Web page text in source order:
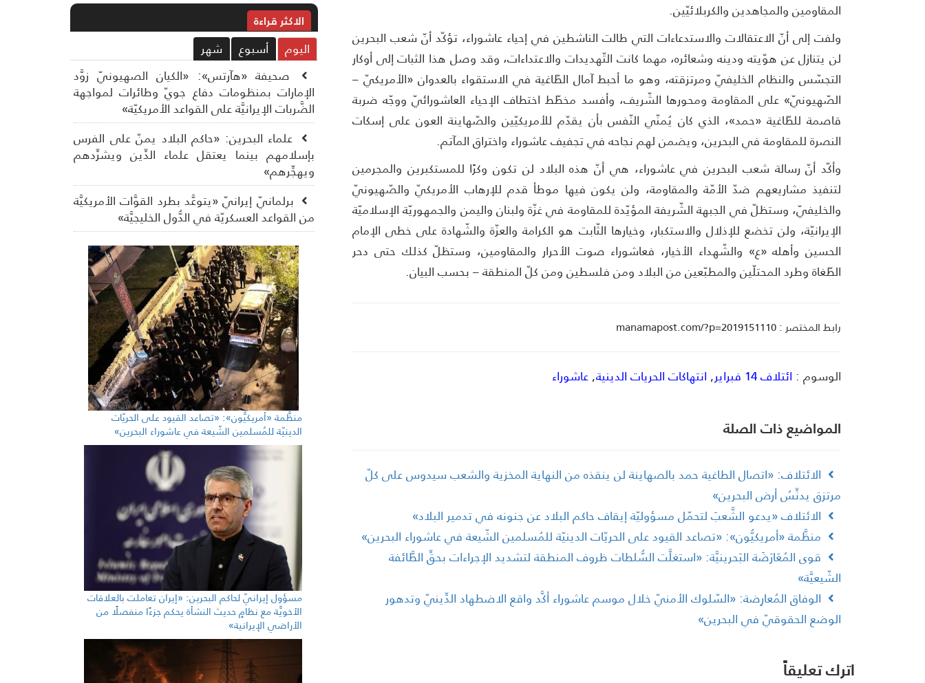
المقاومين والمجاهدين والكربلائيّين.
ولفت إلى أنّ الاعتقالات والاستدعاءات التي طالت الناشطين في إحياء عاشوراء، تؤكّد أنّ شعب البحرين
لن يتنازل عن هوّيته ودينه وشعائره، مهما كانت التّهديدات والاعتداءات، وقد وصل هذا الثبات إلى أوكار
التجسّس والنظام الخليفيّ ومرتزقته، وهو ما أحبط آمال الطّاغية في الاستقواء بالعدوان «الأمريكيّ –
الصّهيونيّ» على المقاومة ومحورها الشّريف، وأفسد مخطّط اختطاف الإحياء العاشورائيّ ووجّه ضربة
قاصمة للطّاغية «حمد»، الذي كان يُمنّي النّفس بأن يقدّم للأمريكيّين والصّهاينة العون على إسكات
النصرة للمقاومة في البحرين، ويضمن لهم نجاحه في تجفيف عاشوراء واختراق المآتم.
وأكّد أنّ رسالة شعب البحرين في عاشوراء، هي أنّ هذه البلاد لن تكون وكرًا للمستكبرين والمجرمين
لتنفيذ مشاريعهم ضدّ الأمّة والمقاومة، ولن يكون فيها موطأ قدم للإرهاب الأمريكيّ والصّهيونيّ
والخليفيّ، وستظلّ في الجبهة الشّريفة المؤيّدة للمقاومة في غزّة ولبنان واليمن والجمهوريّة الإسلاميّة
الإيرانيّة، ولن تخضع للإذلال والاستكبار، وخيارها الثّابت هو الكرامة والعزّة والشّهادة على خطى الإمام
الحسين وأهله «ع» والشّهداء الأخيار، فعاشوراء صوت الأحرار والمقاومين، وستظلّ كذلك حتى دحر
الطّغاة وطرد المحتلّين والمطبّعين من البلاد ومن فلسطين ومن كلّ المنطقة – بحسب البيان.
رابط المختصر : manamapost.com/?p=2019151110
الوسوم : ائتلاف 14 فبراير , انتهاكات الحريات الدينية, عاشوراء
المواضیع ذات الصلة
الائتلاف: «اتصال الطاغية حمد بالصهاينة لن ينقذه من النهاية المخزية والشعب سيدوس على كلّ
مرتزق يدنِّسُ أرض البحرين»
الائتلاف «يدعو الشَّعبَ لتحمّل مسؤوليّة إيقاف حاكم البلاد عن جنونه في تدمير البلاد»
منظَّمة «أمريكيُّون»: «تصاعد القيود على الحريّات الدينيّة للمُسلمين الشّيعة في عاشوراء البحرين»
قوى المُعَارَضَة البَحرينيَّة: «استغلَّت السُّلطات ظروف المنطقة لتشديد الإجراءات بحقِّ الطَّائفة
الشّيعيَّة»
الوفاق المُعارِضة: «السّلوك الأمنيّ خلال موسم عاشوراء أكَّد واقع الاضطهاد الدِّينيّ وتدهور
الوضع الحقوقيّ في البحرين»
اترك تعليقاً
الاکثر قراءة
اليوم
أسبوع
شهر
صحيفة «هآرتس»: «الكيان الصهيونيّ زوَّد
الإمارات بمنظومات دفاع جويّ وطائرات لمواجهة
الضَّربات الإيرانيَّة على القواعد الأمريكيّة»
علماء البحرين: «حاكم البلاد يمنّ على الفرس
بإسلامهم بينما يعتقل علماء الدِّين ويشرِّدهم
ويهجِّرهم»
برلمانيّ إيرانيّ «يتوعَّد بطرد القوَّات الأمريكيَّة
من القواعد العسكريّة في الدُّول الخليجيَّة»
منظَّمة «أمريكيُّون»: «تصاعد القيود على الحريّات
الدينيّة للمُسلمين الشّيعة في عاشوراء البحرين»
مسؤول إيرانيّ لحاكم البحرين: «إيران تعاملت بالعلاقات
الأخويَّة مع نظامٍ حديث النشأة يحكم جزءًا منفصلًا من
الأراضي الإيرانية»